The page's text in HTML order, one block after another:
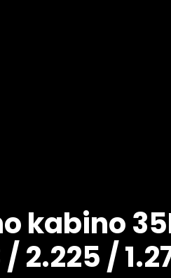
kabino
2.225 /